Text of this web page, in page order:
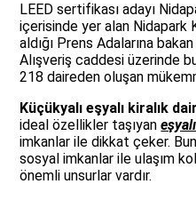
LEED sertifikası adayı
içerisinde yer alan Nidapark
aldığı Prens Adalarına
Alışveriş caddesi üzerinde
218 daireden oluşan
Küçükyalı eşyalı kiralık
ideal özellikler taşıyan
imkanlar ile dikkat çeker.
sosyal imkanlar ile ulaşım
önemli unsurlar vardır.